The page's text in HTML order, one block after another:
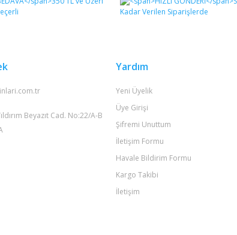
benzer farklı alternatifler olmalı.
Beyazıt Cad. No:22/A-B
Yardım
Yeni Üyelik
Üye Girişi
Şifremi Unuttum
İletişim Formu
Havale Bildirim Formu
Kargo Takibi
İletişim